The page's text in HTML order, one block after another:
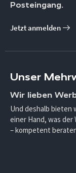
Posteingang.
Jetzt anmelden
Unser
Wir lieben
Und deshalb bieten
einer Hand, was
– kompetent